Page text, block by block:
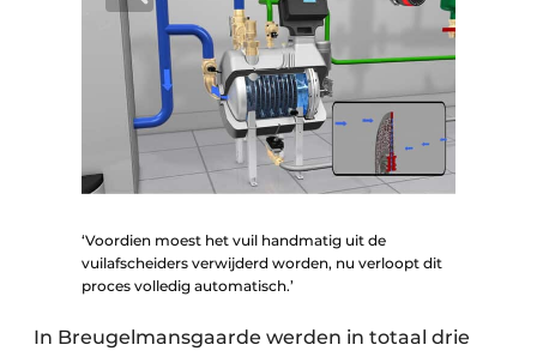
‘Voordien moest het vuil handmatig uit de
vuilafscheiders verwijderd worden, nu verloopt dit
proces volledig automatisch.’
In Breugelmansgaarde werden in totaal drie